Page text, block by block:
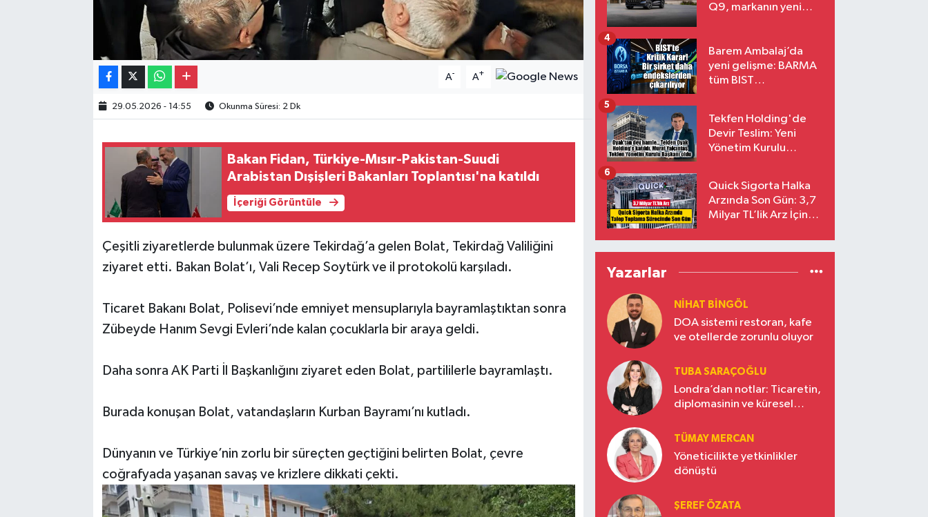
A- A+
29.05.2026 - 14:55 Okunma Süresi: 2 Dk
Bakan Fidan, Türkiye-Mısır-Pakistan-Suudi
Arabistan Dışişleri Bakanları Toplantısı'na katıldı
İçeriği Görüntüle
Çeşitli ziyaretlerde bulunmak üzere Tekirdağ’a gelen Bolat, Tekirdağ Valiliğini
ziyaret etti. Bakan Bolat’ı, Vali Recep Soytürk ve il protokolü karşıladı.
Ticaret Bakanı Bolat, Polisevi’nde emniyet mensuplarıyla bayramlaştıktan sonra
Zübeyde Hanım Sevgi Evleri’nde kalan çocuklarla bir araya geldi.
Daha sonra AK Parti İl Başkanlığını ziyaret eden Bolat, partililerle bayramlaştı.
Burada konuşan Bolat, vatandaşların Kurban Bayramı’nı kutladı.
Dünyanın ve Türkiye’nin zorlu bir süreçten geçtiğini belirten Bolat, çevre
coğrafyada yaşanan savaş ve krizlere dikkati çekti.
Q9, markanın yeni
Barem Ambalaj’da
yeni gelişme: BARMA
tüm BIST
4
Tekfen Holding'de
Devir Teslim: Yeni
Yönetim Kurulu
5
Quick Sigorta Halka
Arzında Son Gün: 3,7
Milyar TL’lik Arz İçin
Eriyor
6
Yazarlar
NIHAT BINGÖL
DOA sistemi restoran, kafe
ve otellerde zorunlu oluyor
TUBA SARAÇOĞLU
Londra’dan notlar: Ticaretin,
diplomasinin ve küresel
Türkiye’nin yükselen gücü
TÜMAY MERCAN
Yöneticilikte yetkinlikler
dönüştü
ŞEREF ÖZATA